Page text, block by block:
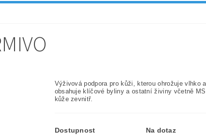
Výživová podpora pro kůži, kterou ohrožuje vlhko
obsahuje klíčové byliny a ostatní živiny včetně
kůže zevnitř.
Dostupnost Na dotaz